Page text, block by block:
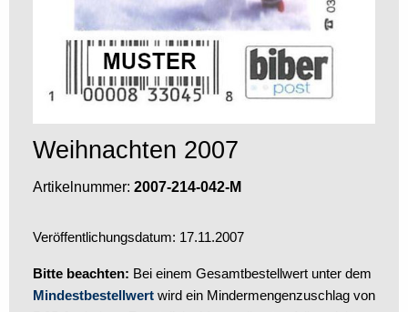
Weihnachten 2007
Artikelnummer: 2007-214-042-M
Veröffentlichungsdatum: 17.11.2007
Bitte beachten: Bei einem Gesamtbestellwert unter dem
Mindestbestellwert wird ein Mindermengenzuschlag von